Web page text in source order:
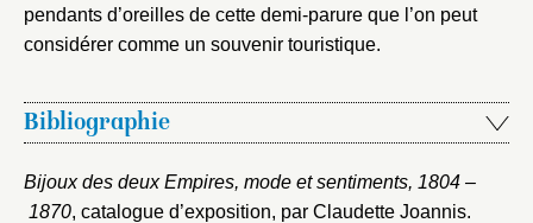
pendants d’oreilles de cette demi-parure que l’on peut
considérer comme un souvenir touristique.
Bibliographie
Bijoux des deux Empires, mode et sentiments, 1804 –
1870, catalogue d’exposition, par Claudette Joannis.